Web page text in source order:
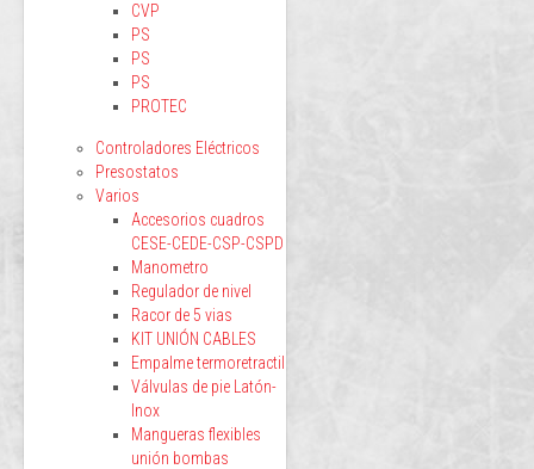
CVP
PS
PS
PS
PROTEC
Controladores Eléctricos
Presostatos
Varios
Accesorios cuadros
CESE-CEDE-CSP-CSPD
Manometro
Regulador de nivel
Racor de 5 vias
KIT UNIÓN CABLES
Empalme termoretractil
Válvulas de pie Latón-
Inox
Mangueras flexibles
unión bombas